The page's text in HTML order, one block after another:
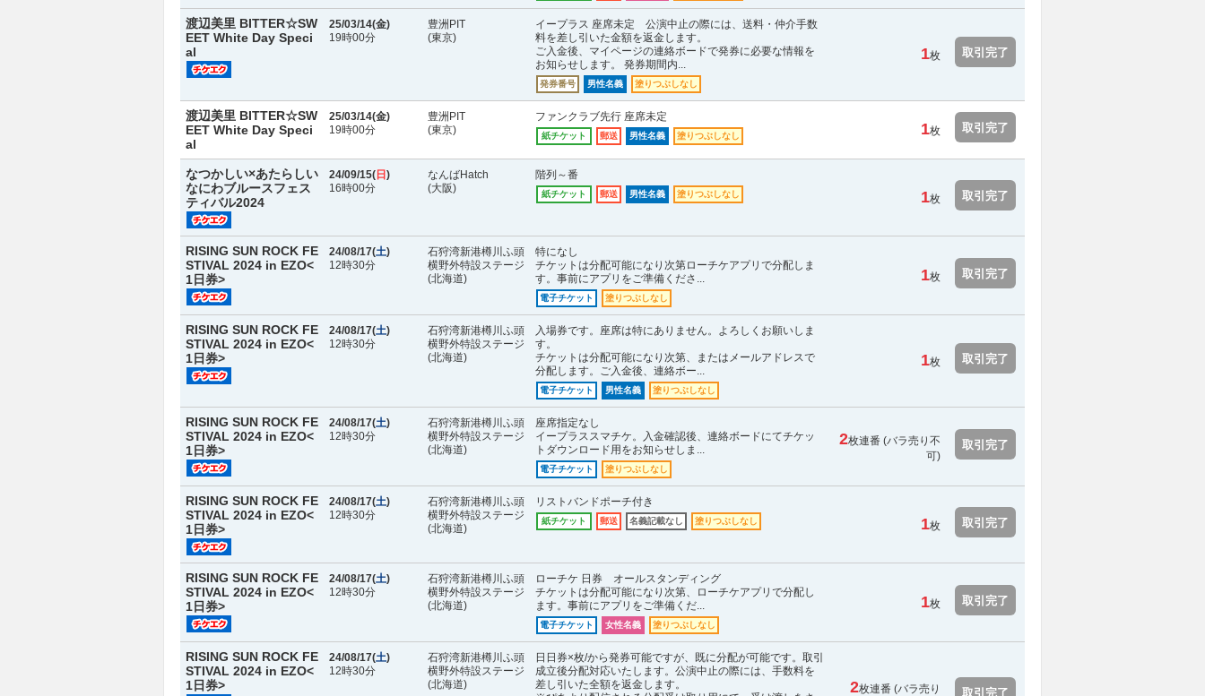
渡辺美里 BITTER☆SW
EET White Day Speci
al
25/03/14(金)
19時00分
豊洲PIT
(東京)
イープラス 座席未定 公演中止の際には、送料・仲介手数
料を差し引いた金額を返金します。
ご入金後、マイページの連絡ボードで発券に必要な情報を
お知らせします。 発券期間内...
発券番号 男性名義 塗りつぶしなし
1枚 取引完了
渡辺美里 BITTER☆SW
EET White Day Speci
al
25/03/14(金)
19時00分
豊洲PIT
(東京)
ファンクラブ先行 座席未定
紙チケット 郵送 男性名義 塗りつぶしなし 1枚 取引完了
なつかしい×あたらしい
なにわブルースフェス
ティバル2024
24/09/15( 日 )
16時00分
なんばHatch
(大阪)
階列～番
紙チケット 郵送 男性名義 塗りつぶしなし 1枚 取引完了
RISING SUN ROCK FE
STIVAL 2024 in EZO<
1日券>
24/08/17(土)
12時30分
石狩湾新港樽川ふ頭
横野外特設ステージ
(北海道)
特になし
チケットは分配可能になり次第ローチケアプリで分配しま
す。事前にアプリをご準備くださ...
電子チケット 塗りつぶしなし
1枚 取引完了
RISING SUN ROCK FE
STIVAL 2024 in EZO<
1日券>
24/08/17(土)
12時30分
石狩湾新港樽川ふ頭
横野外特設ステージ
(北海道)
入場券です。座席は特にありません。よろしくお願いしま
す。
チケットは分配可能になり次第、またはメールアドレスで
分配します。ご入金後、連絡ボー...
電子チケット 男性名義 塗りつぶしなし
1枚 取引完了
RISING SUN ROCK FE
STIVAL 2024 in EZO<
1日券>
24/08/17(土)
12時30分
石狩湾新港樽川ふ頭
横野外特設ステージ
(北海道)
座席指定なし
イープラススマチケ。入金確認後、連絡ボードにてチケッ
トダウンロード用をお知らせしま...
電子チケット 塗りつぶしなし
2枚連番 (バラ売り不
可)
取引完了
RISING SUN ROCK FE
STIVAL 2024 in EZO<
1日券>
24/08/17(土)
12時30分
石狩湾新港樽川ふ頭
横野外特設ステージ
(北海道)
リストバンドポーチ付き
紙チケット 郵送 名義記載なし 塗りつぶしなし 1枚 取引完了
RISING SUN ROCK FE
STIVAL 2024 in EZO<
1日券>
24/08/17(土)
12時30分
石狩湾新港樽川ふ頭
横野外特設ステージ
(北海道)
ローチケ 日券 オールスタンディング
チケットは分配可能になり次第、ローチケアプリで分配し
ます。事前にアプリをご準備くだ...
電子チケット 女性名義 塗りつぶしなし
1枚 取引完了
RISING SUN ROCK FE
STIVAL 2024 in EZO<
1日券>
24/08/17(土)
12時30分
石狩湾新港樽川ふ頭
横野外特設ステージ
(北海道)
日日券×枚/から発券可能ですが、既に分配が可能です。取引
成立後分配対応いたします。公演中止の際には、手数料を
差し引いた全額を返金します。
2枚連番 (バラ売り 取引完了